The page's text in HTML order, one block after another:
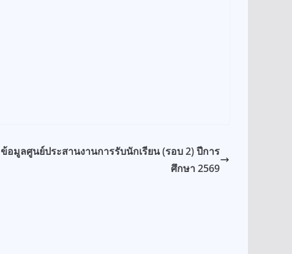
ข้อมูลศูนย์ประสานงานการรับนักเรียน (รอบ 2) ปีการ
ศึกษา 2569